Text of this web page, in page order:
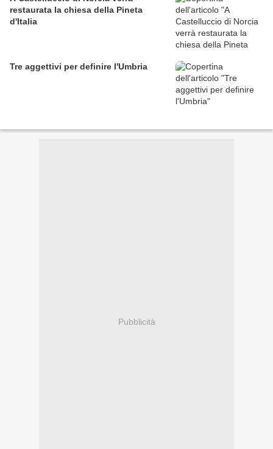
restaurata la chiesa della Pineta
d'Italia
Tre aggettivi per definire l'Umbria
Pubblicità